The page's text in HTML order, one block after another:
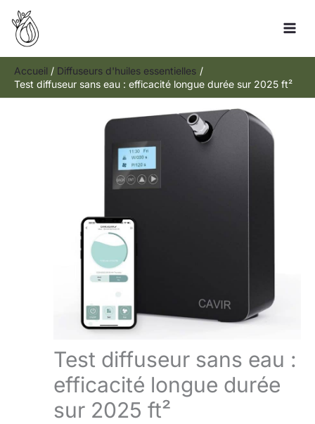
Aller
contenu
Accueil
Diffuseurs d'huiles essentielles
Test diffuseur sans eau : efficacité longue durée sur 2025 ft²
Test diffuseur sans eau :
efficacité longue durée
sur 2025 ft²
Rechercher